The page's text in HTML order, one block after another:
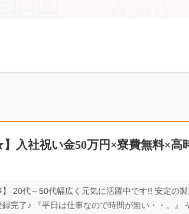
】入社祝い金50万円×寮費無料×
】 20代～50代幅広く元気に活躍中です!! 安定の
完了♪ 『平日は仕事なので時間が無い・・。』